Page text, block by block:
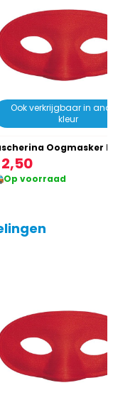
Ook verkrijgbaar in
kleur
Oogmasker
Op voorraad